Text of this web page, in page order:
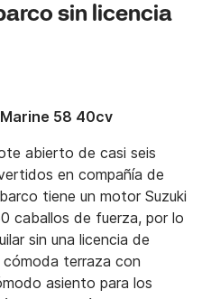
sin licencia
58 40cv
abierto de casi seis
en compañía de
tiene un motor Suzuki
caballos de fuerza, por lo
sin una licencia de
cómoda terraza con
asiento para los